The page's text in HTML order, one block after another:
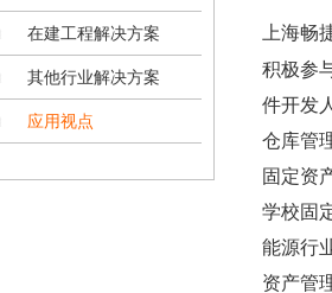
在建工程解决方案
其他行业解决方案
应用视点
上海畅
积极参
件开发
仓库管
固定资
学校固
能源行
资产管